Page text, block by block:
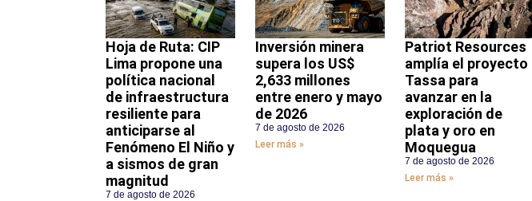
Hoja de Ruta: CIP
Lima propone una
política nacional
de infraestructura
resiliente para
anticiparse al
Fenómeno El Niño y
a sismos de gran
magnitud
7 de agosto de 2026
Inversión minera
supera los US$
2,633 millones
entre enero y mayo
de 2026
7 de agosto de 2026
Leer más »
Patriot Resources
amplía el proyecto
Tassa para
avanzar en la
exploración de
plata y oro en
Moquegua
7 de agosto de 2026
Leer más »